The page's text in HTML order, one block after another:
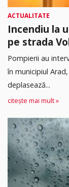
ACTUALITATE
Incendiu la
pe strada
Pompierii au
în municipiul
deplasează...
citește mai mult »